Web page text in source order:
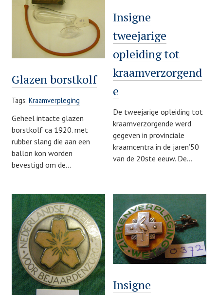
Glazen borstkolf
Tags: Kraamverpleging
Geheel intacte glazen
borstkolf ca 1920. met
rubber slang die aan een
ballon kon worden
bevestigd om de…
Insigne
tweejarige
opleiding tot
kraamverzorgend
e
De tweejarige opleiding tot
kraamverzorgende werd
gegeven in provinciale
kraamcentra in de jaren’50
van de 20ste eeuw. De…
Insigne